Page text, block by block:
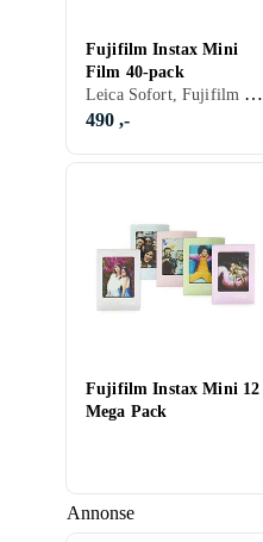
Annonse
Fujifilm Instax Mini
Film 40-pack
Leica Sofort, Fujifilm Instax Mini, Farge
490 ,-
Fujifilm Instax Mini 12
Mega Pack